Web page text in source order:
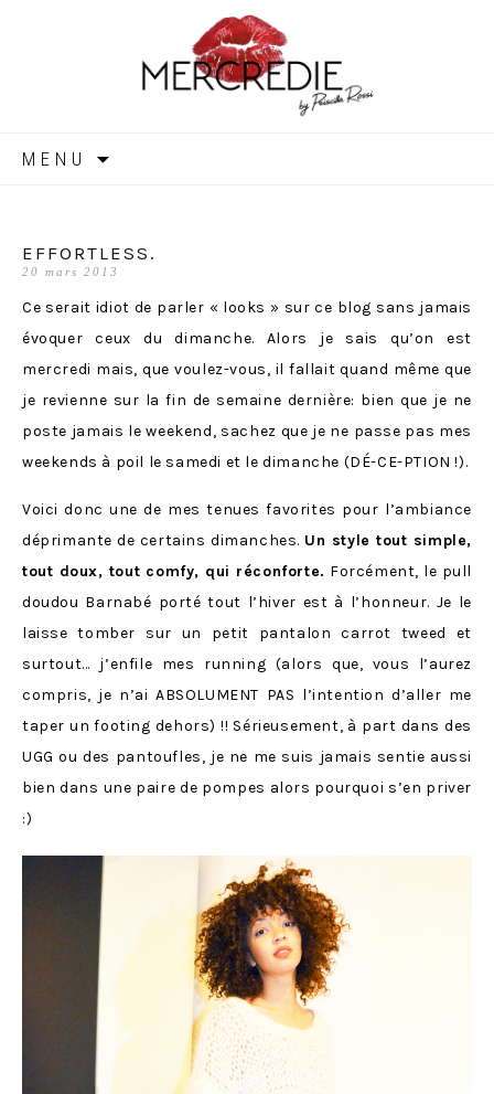
MERCREDIE
MENU
EFFORTLESS.
20 mars 2013
Ce serait idiot de parler « looks » sur ce blog sans jamais
évoquer ceux du dimanche. Alors je sais qu’on est
mercredi mais, que voulez-vous, il fallait quand même que
je revienne sur la fin de semaine dernière: bien que je ne
poste jamais le weekend, sachez que je ne passe pas mes
weekends à poil le samedi et le dimanche (DÉ-CE-PTION !).
Voici donc une de mes tenues favorites pour l’ambiance
déprimante de certains dimanches. Un style tout simple,
tout doux, tout comfy, qui réconforte. Forcément, le pull
doudou Barnabé porté tout l’hiver est à l’honneur. Je le
laisse tomber sur un petit pantalon carrot tweed et
surtout… j’enfile mes running (alors que, vous l’aurez
compris, je n’ai ABSOLUMENT PAS l’intention d’aller me
taper un footing dehors) !! Sérieusement, à part dans des
UGG ou des pantoufles, je ne me suis jamais sentie aussi
bien dans une paire de pompes alors pourquoi s’en priver
:)